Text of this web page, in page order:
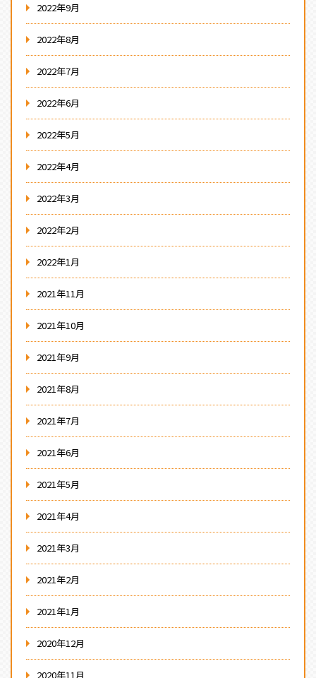
2022年9月
2022年8月
2022年7月
2022年6月
2022年5月
2022年4月
2022年3月
2022年2月
2022年1月
2021年11月
2021年10月
2021年9月
2021年8月
2021年7月
2021年6月
2021年5月
2021年4月
2021年3月
2021年2月
2021年1月
2020年12月
2020年11月